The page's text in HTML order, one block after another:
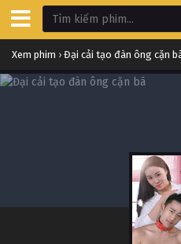
Xem phim › Đại cải tạo đàn ông cặn